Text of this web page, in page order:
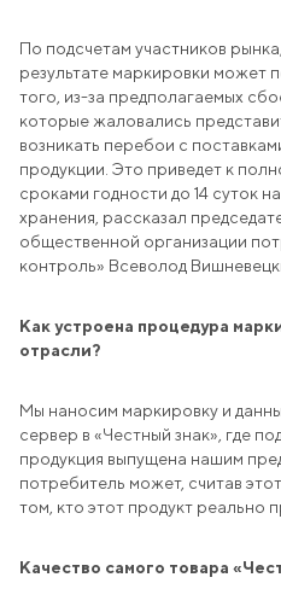
По подсчетам участников
результате маркировки может
того, из-за предполагаемых
которые жаловались
возникать перебои с
продукции. Это приведет к
сроками годности до 14 суток
хранения, рассказал
общественной организации
контроль» Всеволод
Как устроена процедура
отрасли?
Мы наносим маркировку и
сервер в «Честный знак», где
продукция выпущена нашим
потребитель может, считав
том, кто этот продукт реально
Качество самого товара